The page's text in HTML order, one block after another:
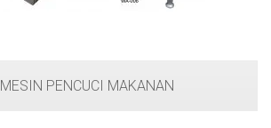
MESIN PENCUCI MAKANAN